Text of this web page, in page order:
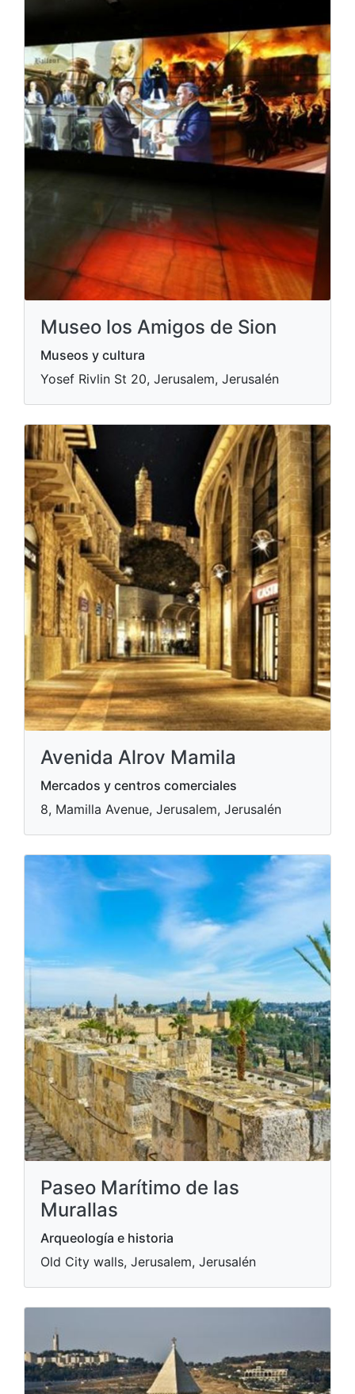
Museo los Amigos de Sion
Museos y cultura
Yosef Rivlin St 20, Jerusalem, Jerusalén
Avenida Alrov Mamila
Mercados y centros comerciales
8, Mamilla Avenue, Jerusalem, Jerusalén
Paseo Marítimo de las
Murallas
Arqueología e historia
Old City walls, Jerusalem, Jerusalén